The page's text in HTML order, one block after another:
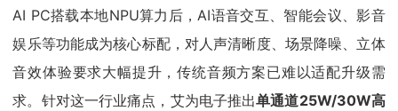
AI PC搭载本地NPU算力后，AI语音交互、智能会议、影音
娱乐等功能成为核心标配，对人声清晰度、场景降噪、立体
音效体验要求大幅提升，传统音频方案已难以适配升级需
求。针对这一行业痛点，艾为电子推出单通道25W/30W高